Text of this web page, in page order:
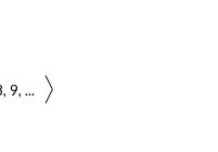
9 ...